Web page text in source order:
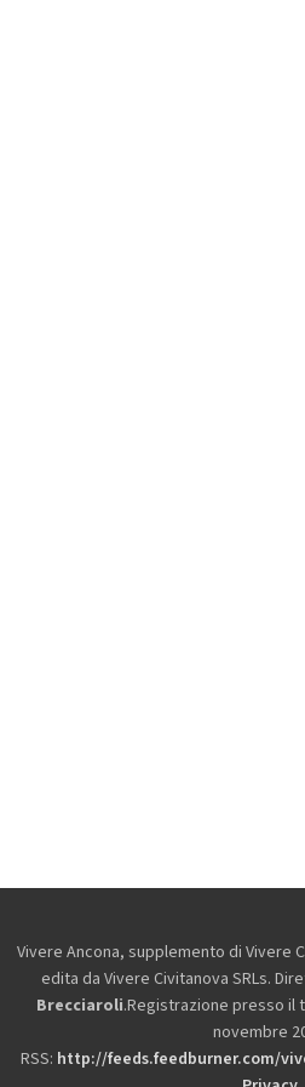
Vivere Ancona, supplemento di Vivere
edita da Vivere Civitanova SRLs.
Brecciaroli.Registrazione presso il
novembre
RSS: http://feeds.feedburner.com/